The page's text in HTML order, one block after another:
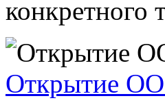
конкретного
Открытие